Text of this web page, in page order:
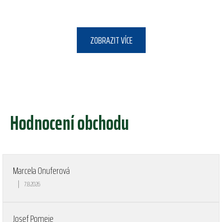
ZOBRAZIT VÍCE
Hodnocení obchodu
Marcela Onuferová
Hodnocení obchodu je 5 z 5 hvězdiček.
| 7.8.2026
Josef Pomeje